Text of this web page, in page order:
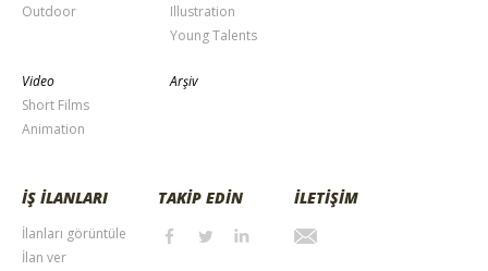
Outdoor
Illustration
Young Talents
Video
Short Films
Animation
Arşiv
İŞ İLANLARI
İlanları görüntüle
İlan ver
TAKİP EDİN İLETİŞİM